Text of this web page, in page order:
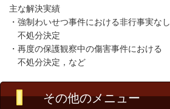
主な解決実績
・強制わいせつ事件における非行事実なし
不処分決定
・再度の保護観察中の傷害事件における
不処分決定，など
その他のメニュー